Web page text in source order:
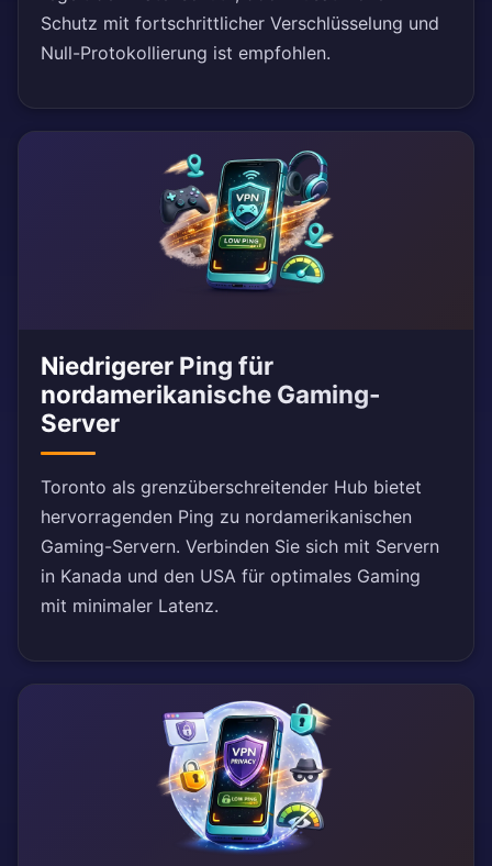
Schutz mit fortschrittlicher Verschlüsselung und
Null-Protokollierung ist empfohlen.
Niedrigerer Ping für
nordamerikanische Gaming-
Server
Toronto als grenzüberschreitender Hub bietet
hervorragenden Ping zu nordamerikanischen
Gaming-Servern. Verbinden Sie sich mit Servern
in Kanada und den USA für optimales Gaming
mit minimaler Latenz.